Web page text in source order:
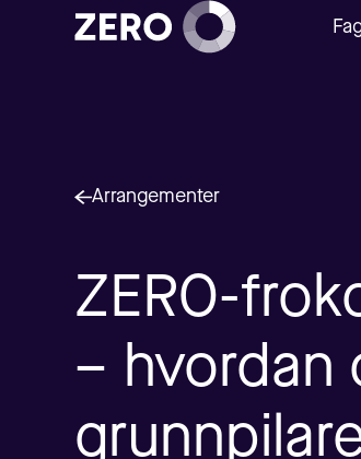
Arrangementer
ZERO-
– hvordan